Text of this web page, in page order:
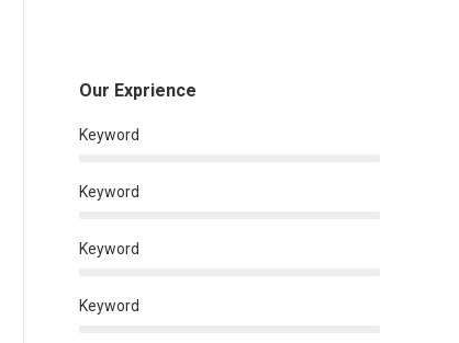
Our Exprience
Keyword
Keyword
Keyword
Keyword